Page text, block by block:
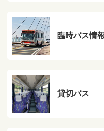
臨時バス情
貸切バス